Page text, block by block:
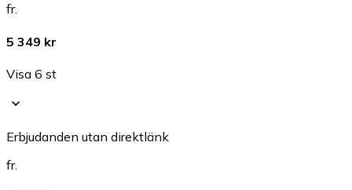
fr.
5 349 kr
Visa 6 st
Erbjudanden utan direktlänk
fr.